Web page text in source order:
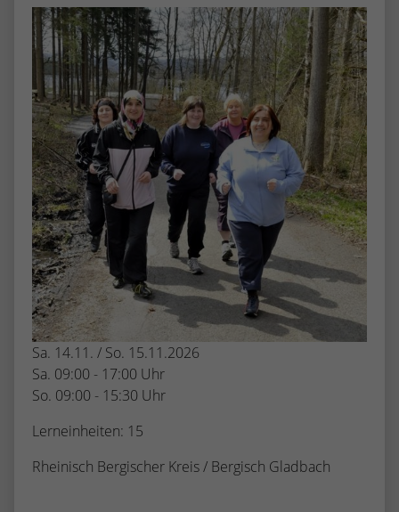
Sa. 14.11. / So. 15.11.2026
Sa. 09:00 - 17:00 Uhr
So. 09:00 - 15:30 Uhr
Lerneinheiten: 15
Rheinisch Bergischer Kreis / Bergisch Gladbach
stammen, und die Seiten in anonymisierter
Form.
Name _dc_gtm_UA-53600496-1
Anbieter Google Analytics
Laufzeit 1 Minute
Zweck
Dieser Cookie identifiziert die Besucher
nach Alter, Geschlecht oder Interessen
und nutzt dazu den DoubleClick des
Google Tag Manager, um die gezielte
Anzeigenplatzierung zu vereinfachen.